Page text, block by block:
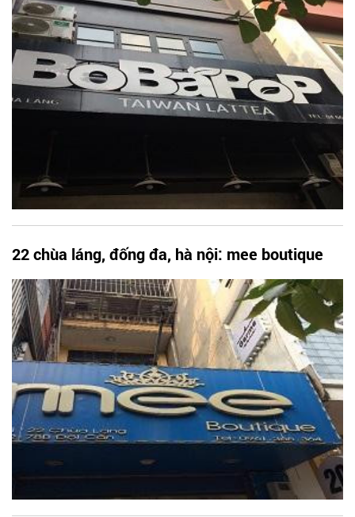
22 chùa láng, đống đa, hà nội: mee boutique